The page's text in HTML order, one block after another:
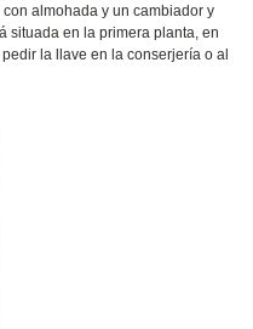
almohada y un cambiador y
situada en la primera planta, en
la llave en la conserjería o al